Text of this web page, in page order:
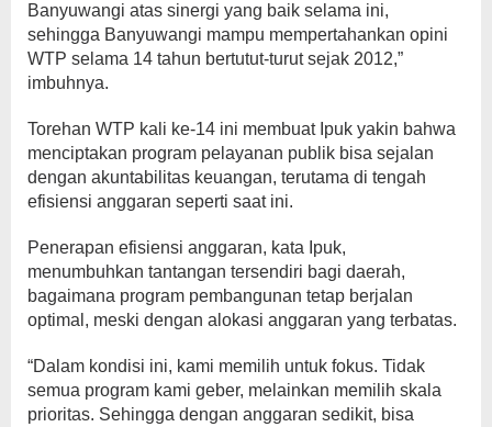
Banyuwangi atas sinergi yang baik selama ini,
sehingga Banyuwangi mampu mempertahankan opini
WTP selama 14 tahun bertutut-turut sejak 2012,”
imbuhnya.
Torehan WTP kali ke-14 ini membuat Ipuk yakin bahwa
menciptakan program pelayanan publik bisa sejalan
dengan akuntabilitas keuangan, terutama di tengah
efisiensi anggaran seperti saat ini.
Penerapan efisiensi anggaran, kata Ipuk,
menumbuhkan tantangan tersendiri bagi daerah,
bagaimana program pembangunan tetap berjalan
optimal, meski dengan alokasi anggaran yang terbatas.
“Dalam kondisi ini, kami memilih untuk fokus. Tidak
semua program kami geber, melainkan memilih skala
prioritas. Sehingga dengan anggaran sedikit, bisa